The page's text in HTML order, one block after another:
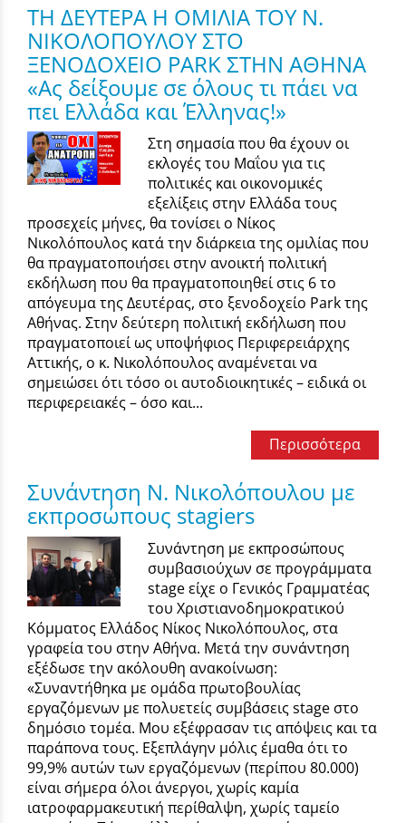
ΤΗ ΔΕΥΤΕΡΑ Η ΟΜΙΛΙΑ ΤΟΥ Ν.
ΝΙΚΟΛΟΠΟΥΛΟΥ ΣΤΟ
ΞΕΝΟΔΟΧΕΙΟ PARK ΣΤΗΝ ΑΘΗΝΑ
«Ας δείξουμε σε όλους τι πάει να
πει Ελλάδα και Έλληνας!»
Στη σημασία που θα έχουν οι
εκλογές του Μαΐου για τις
πολιτικές και οικονομικές
εξελίξεις στην Ελλάδα τους
προσεχείς μήνες, θα τονίσει ο Νίκος
Νικολόπουλος κατά την διάρκεια της ομιλίας που
θα πραγματοποιήσει στην ανοικτή πολιτική
εκδήλωση που θα πραγματοποιηθεί στις 6 το
απόγευμα της Δευτέρας, στο ξενοδοχείο Park της
Αθήνας. Στην δεύτερη πολιτική εκδήλωση που
πραγματοποιεί ως υποψήφιος Περιφερειάρχης
Αττικής, ο κ. Νικολόπουλος αναμένεται να
σημειώσει ότι τόσο οι αυτοδιοικητικές – ειδικά οι
περιφερειακές – όσο και...
Περισσότερα
Συνάντηση Ν. Νικολόπουλου με
εκπροσώπους stagiers
Συνάντηση με εκπροσώπους
συμβασιούχων σε προγράμματα
stage είχε ο Γενικός Γραμματέας
του Χριστιανοδημοκρατικού
Κόμματος Ελλάδος Νίκος Νικολόπουλος, στα
γραφεία του στην Αθήνα. Μετά την συνάντηση
εξέδωσε την ακόλουθη ανακοίνωση:
«Συναντήθηκα με ομάδα πρωτοβουλίας
εργαζόμενων με πολυετείς συμβάσεις stage στο
δημόσιο τομέα. Μου εξέφρασαν τις απόψεις και τα
παράπονα τους. Εξεπλάγην μόλις έμαθα ότι το
99,9% αυτών των εργαζόμενων (περίπου 80.000)
είναι σήμερα όλοι άνεργοι, χωρίς καμία
ιατροφαρμακευτική περίθαλψη, χωρίς ταμείο